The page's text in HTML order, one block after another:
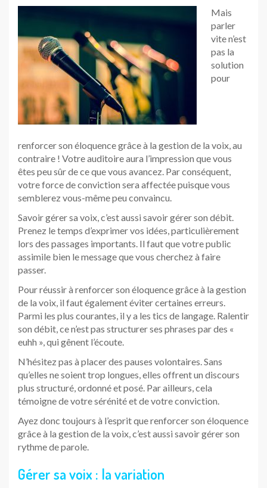
Mais
parler
vite n’est
pas la
solution
pour
renforcer son éloquence grâce à la gestion de la voix, au
contraire ! Votre auditoire aura l’impression que vous
êtes peu sûr de ce que vous avancez. Par conséquent,
votre force de conviction sera affectée puisque vous
semblerez vous-même peu convaincu.
Savoir gérer sa voix, c’est aussi savoir gérer son débit.
Prenez le temps d’exprimer vos idées, particulièrement
lors des passages importants. Il faut que votre public
assimile bien le message que vous cherchez à faire
passer.
Pour réussir à renforcer son éloquence grâce à la gestion
de la voix, il faut également éviter certaines erreurs.
Parmi les plus courantes, il y a les tics de langage. Ralentir
son débit, ce n’est pas structurer ses phrases par des «
euhh », qui gênent l’écoute.
N’hésitez pas à placer des pauses volontaires. Sans
qu’elles ne soient trop longues, elles offrent un discours
plus structuré, ordonné et posé. Par ailleurs, cela
témoigne de votre sérénité et de votre conviction.
Ayez donc toujours à l’esprit que renforcer son éloquence
grâce à la gestion de la voix, c’est aussi savoir gérer son
rythme de parole.
Gérer sa voix : la variation